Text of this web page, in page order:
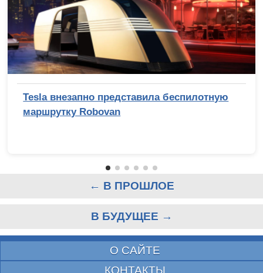
Tesla внезапно представила беспилотную
маршрутку Robovan
← В ПРОШЛОЕ
В БУДУЩЕЕ →
О САЙТЕ
КОНТАКТЫ